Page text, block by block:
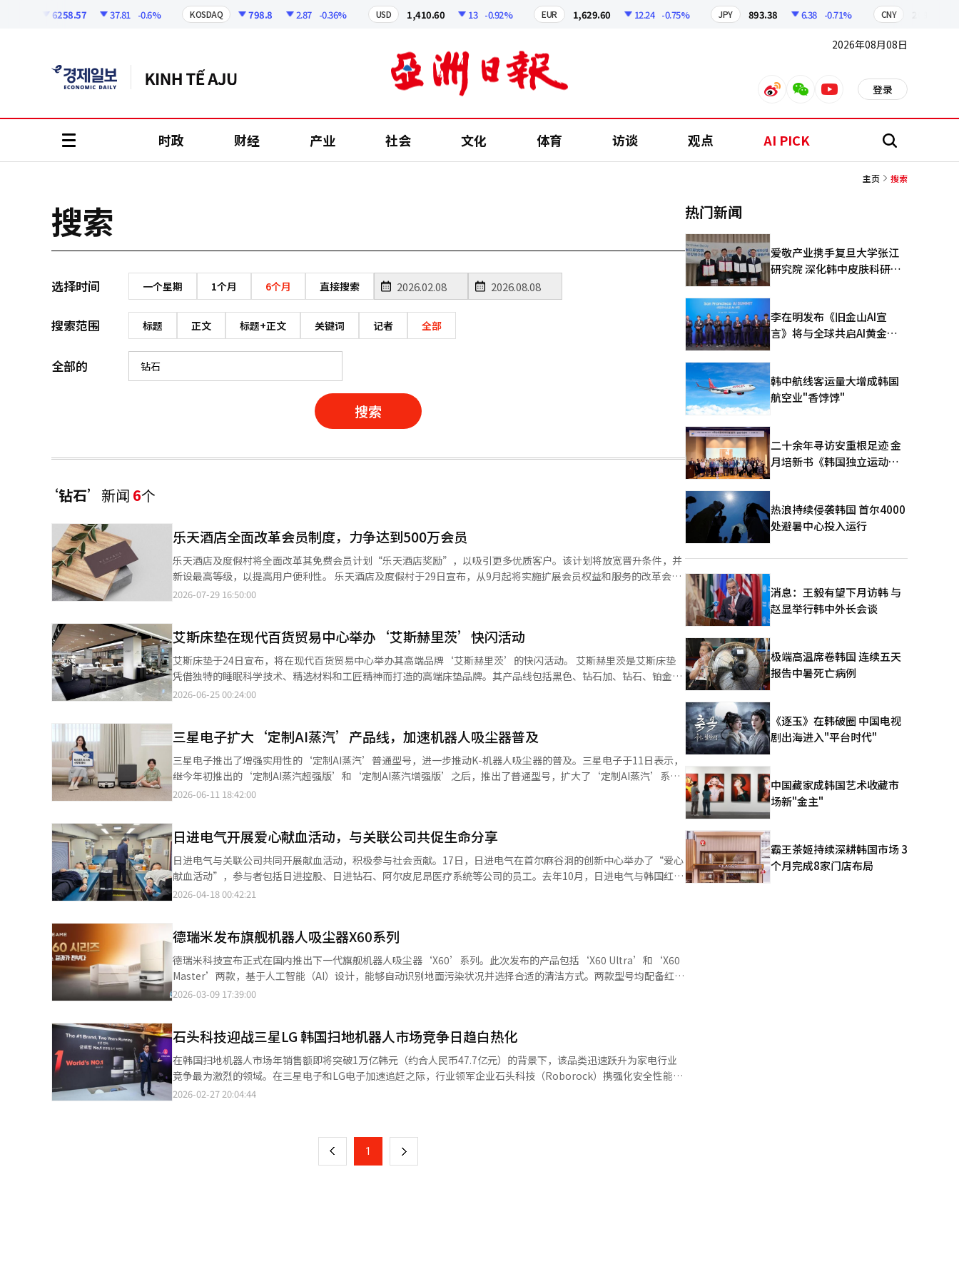
6258.57 37.81 -0.6% KOSDAQ 798.8 2.87 -0.36% USD 1,410.60 13 -0.92% EUR 1,629.60 12.24 -0.75% JPY 893.38 6.38 -0.71% CNY
2026年08月08日
weiboweixinyoutube 登录
时政 财经 产业 社会 文化 体育 访谈 观点 AI PICK 搜
主页 搜索
搜索
选择时间 一个星期 1个月 6个月 直接搜索
搜索范围 标题 正文 标题+正文 关键词 记者 全部
全部的
搜索
‘钻石’ 新闻 6个
乐天酒店全面改革会员制度，力争达到500万会员
乐天酒店及度假村将全面改革其免费会员计划“乐天酒店奖励”，以吸引更多优质客户。该计划将放宽晋升条件，并
新设最高等级，以提高用户便利性。 乐天酒店及度假村于29日宣布，从9月起将实施扩展会员权益和服务的改革会员
制度。 乐天酒店及度假村最近整合了酒店和度假村的网站，建立了约470万会员的体系，目标是在此次改革中实现会
（经典、银卡、金卡、铂金）中新增了最高等级“钻石”，将等级扩展为五个（会员、银卡、金卡、铂金、钻石）。
银卡的晋升标准从原来的5晚减少到2晚，金卡从25晚减少到12晚，铂金从50晚减少到30晚。新设的钻石等级将授予
年入住60晚或积累11万积分的会员。 各等级的权益也进行了调整。金卡会员将获得新的早餐使用券。钻石会员将享
有以下权益：最大15%的餐饮折扣、下午3点延迟退房、客房升级、欢迎礼品以及俱乐部休息室使用权等。信义首尔
和釜山等高端品牌也将适用相同的餐饮折扣优惠。 与会员改革同步，乐天酒店还将推进高端品牌的整顿。预计在8月
牌“更大乐天”的项目。客房、制服、餐饮、花艺布置、香氛等服务的整体身份正在进行提升工作。 乐天酒店及度假
村相关人士表示：“我们全面重新整合了客户在入住和日常生活中可以享受的权益体系，并将与更大乐天首尔的推出
相结合，持续增强整个连锁的服务体验。”
2026-07-29 16:50:00
艾斯床垫在现代百货贸易中心举办‘艾斯赫里茨’快闪活动
艾斯床垫于24日宣布，将在现代百货贸易中心举办其高端品牌‘艾斯赫里茨’的快闪活动。 艾斯赫里茨是艾斯床垫
凭借独特的睡眠科学技术、精选材料和工匠精神而打造的高端床垫品牌。其产品线包括黑色、钻石加、钻石、铂金加
和铂金等五个型号。 此次活动将在现代百货贸易中心四楼展览厅持续至7月5日。快闪空间位于百货公司的主要通
最佳商店促销活动相结合时，可获得额外优惠。对于婚嫁、搬家及入住的客户，也有优待政策。 此前，艾斯床垫于上
月26日至本月4日在新世界百货江南店举办了艾斯赫里茨的独立快闪活动。根据今年1至4月的累计数据，艾斯赫里茨
的销售量较去年同期增长了128.1%，业绩持续向好。 艾斯床垫相关人士表示：“艾斯赫里茨是艾斯床垫技术和工匠
精神的结晶，希望此次活动能让更多人近距离体验艾斯赫里茨所提供的优质睡眠环境。”※ 本报道经人工智能（AI）
系统翻译与编辑。
2026-06-25 00:24:00
三星电子扩大‘定制AI蒸汽’产品线，加速机器人吸尘器普及
三星电子推出了增强实用性的‘定制AI蒸汽’普通型号，进一步推动K-机器人吸尘器的普及。三星电子于11日表示，
继今年初推出的‘定制AI蒸汽超强版’和‘定制AI蒸汽增强版’之后，推出了普通型号，扩大了‘定制AI蒸汽’系列
的消费者选择范围。新型号在保持‘定制AI蒸汽’系列核心功能的同时，降低了价格。具体而言，产品具备了消费者
决方案‘Knox’，使消费者可以放心使用，无需担心个人信息泄露。‘定制AI蒸汽’机器人吸尘器基于Knox技术，
获得了全球认证机构UL解决方案的安全稳定性最高等级‘钻石’，正式认可了产品的安全可靠性。此外，‘定制AI蒸
汽’机器人吸尘器在5月的销量突破2万台，在国内机器人吸尘器市场上受到欢迎。特别是，计划于7月在议政府市部
曲洞分配的1875户大型公寓中，首次将机器人吸尘器作为分配选项，进一步拓展了B2B市场。如果居民选择‘定制AI
蒸汽超强版’型号选项，将提供产品及家具装修服务。三星电子韩国总裁金勇勋表示：“通过推出具有竞争力价格和
能（AI）系统翻译与编辑。
2026-06-11 18:42:00
日进电气开展爱心献血活动，与关联公司共促生命分享
日进电气与关联公司共同开展献血活动，积极参与社会贡献。17日，日进电气在首尔麻谷洞的创新中心举办了“爱心
献血活动”，参与者包括日进控股、日进钻石、阿尔皮尼昂医疗系统等公司的员工。去年10月，日进电气与韩国红十
字会首尔血液中心签署了“献血文化推广合作备忘录”，每年举办两次定期献血活动，以缓解血液供应紧张并促进生
为活动提供了巨大支持。未来，我们将继续开展包括献血在内的各种社会贡献活动，为社会提供实质性帮助。”※ 本
报道经人工智能（AI）系统翻译与编辑。
2026-04-18 00:42:21
德瑞米发布旗舰机器人吸尘器X60系列
德瑞米科技宣布正式在国内推出下一代旗舰机器人吸尘器‘X60’系列。此次发布的产品包括‘X60 Ultra’和‘X60
Master’两款，基于人工智能（AI）设计，能够自动识别地面污染状况并选择合适的清洁方式。两款型号均配备红外
线辅助灯和AI蓝光光学扫描，能够精确检测肉眼难以识别的透明液体和浅色污渍。根据污染类型自动切换吸尘和拖地
器识别并避开障碍物，实时调整清洁路径。配备Pro Lift系统，能跨越高达8.8厘米的门槛，适应不同空间。特别
是‘X60 Master’采用专用直排水站，自动供水和排水系统提升水管理便利性。24.9厘米紧凑设计和前置密封结构提
高空间利用率和室内装饰协调性。德瑞米发言人表示：“作为下一代旗舰产品，我们提供强大的清洁性能和高端清洁
体验，并在全球物联网安全评估中获得最高等级‘钻石’认证，增强了安全竞争力。”※ 本报道经人工智能（AI）系
统翻译与编辑。
2026-03-09 17:39:00
石头科技迎战三星LG 韩国扫地机器人市场竞争日趋白热化
在韩国扫地机器人市场年销售额即将突破1万亿韩元（约合人民币47.7亿元）的背景下，该品类迅速跃升为家电行业
竞争最为激烈的领域。在三星电子和LG电子加速追赶之际，行业领军企业石头科技（Roborock）携强化安全性能的
新产品正面迎战，市场主导权之争日趋白热化。 据家电行业27日消息，去年规模约为8500亿韩元的韩国扫地机器人
拉动。家电行业相关人士表示，从清扫、清洗到烘干实现全流程自动化的高端机型需求激增，成为推动整体市场规模
当年，三星电子与LG电子因产品定价相对较高且功能侧重吸尘与自动集尘，各自市场占有率仅约10%。然而，随着
2026-02-27 20:04:44
上 1 下
热门新闻
爱敬产业携手复旦大学张江
研究院 深化韩中皮肤科研合
李在明发布《旧金山AI宣
言》将与全球共启AI黄金时
韩中航线客运量大增成韩国
航空业"香饽饽"
二十余年寻访安重根足迹 金
月培新书《韩国独立运动圣
热浪持续侵袭韩国 首尔4000
处避暑中心投入运行
消息：王毅有望下月访韩 与
赵显举行韩中外长会谈
极端高温席卷韩国 连续五天
报告中暑死亡病例
《逐玉》在韩破圈 中国电视
剧出海进入"平台时代"
中国藏家成韩国艺术收藏市
场新"金主"
霸王茶姬持续深耕韩国市场 3
个月完成8家门店布局